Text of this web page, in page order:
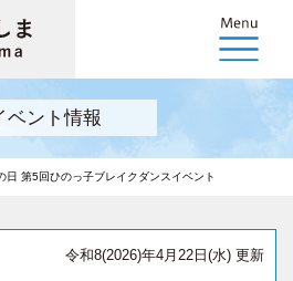
ベント情報
日 第5回ひのっ子ブレイクダンスイベント
令和8(2026)年4月22日(水) 更新